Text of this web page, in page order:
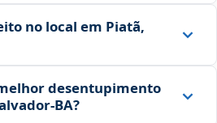
no local em Piatã,
desentupimento